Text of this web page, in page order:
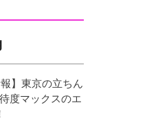
報】東京の立ちん
度マックスのエ